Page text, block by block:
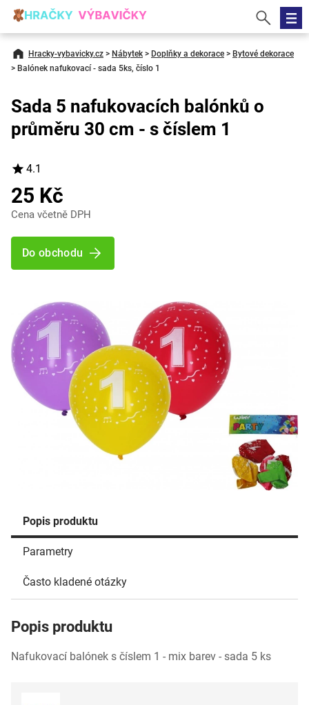
Hracky-vybavicky.cz > Nábytek > Doplňky a dekorace > Bytové dekorace
> Balónek nafukovací - sada 5ks, číslo 1
Popis produktu
Parametry
Často kladené otázky
Popis produktu
Nafukovací balónek s číslem 1 - mix barev - sada 5 ks
Sada 5 nafukovacích balónků o
průměru 30 cm - s číslem 1
4.1
25 Kč
Cena včetně DPH
Do obchodu